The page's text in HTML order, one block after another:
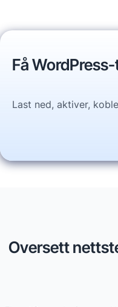
Få
Last ned, aktiver,
Oversett